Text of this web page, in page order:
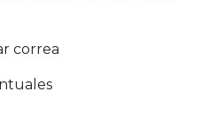
correa